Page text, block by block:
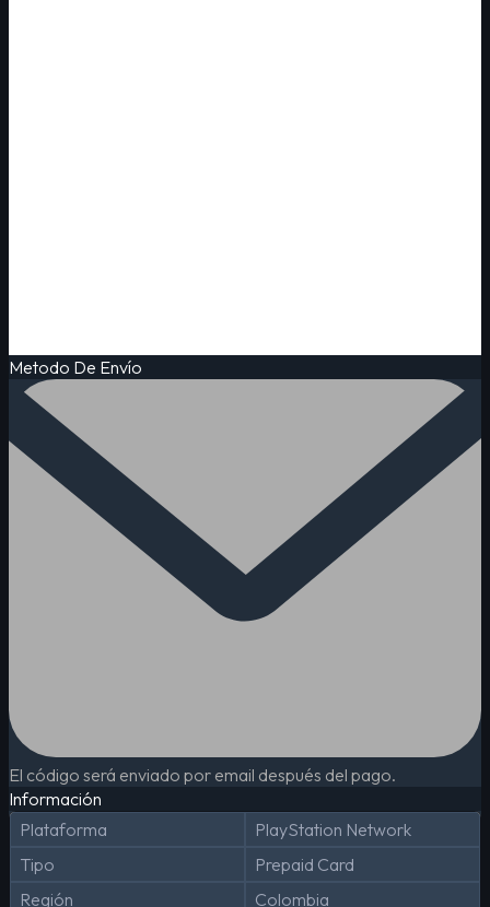
Metodo De Envío
El código será enviado por email después del pago.
Información
Plataforma
PlayStation Network
Tipo
Prepaid Card
Región
Colombia